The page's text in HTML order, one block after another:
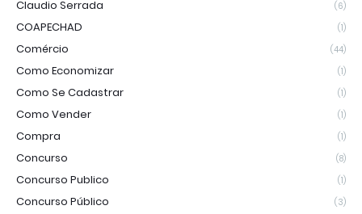
Claudio Serrada (6)
COAPECHAD (1)
Comércio (44)
Como Economizar (1)
Como Se Cadastrar (1)
Como Vender (1)
Compra (1)
Concurso (8)
Concurso Publico (1)
Concurso Público (3)